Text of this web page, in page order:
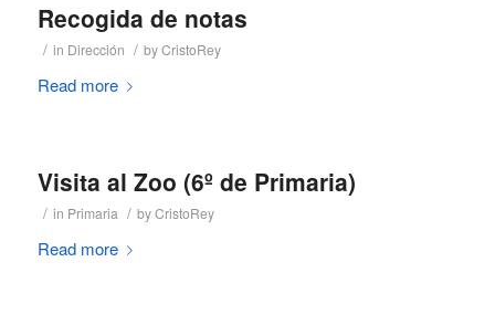
Recogida de notas
/ in Dirección / byCristoRey
Read more
Visita al Zoo (6º de Primaria)
/ in Primaria / byCristoRey
Read more